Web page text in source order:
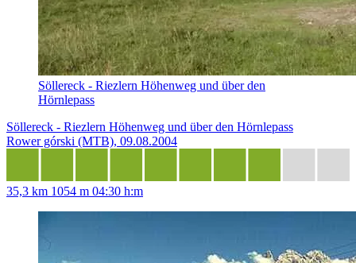
Söllereck - Riezlern Höhenweg und über den
Hörnlepass
Söllereck - Riezlern Höhenweg und über den Hörnlepass
Rower górski (MTB), 09.08.2004
35,3 km 1054 m 04:30 h:m